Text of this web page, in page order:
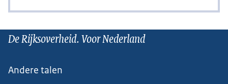
De Rijksoverheid. Voor Nederland
Andere talen